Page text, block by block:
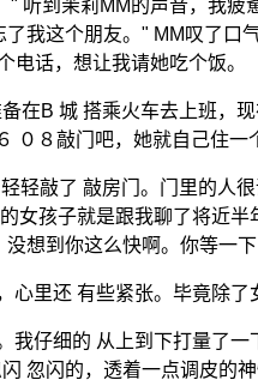
听到茉莉MM的声音，我
我这个朋友。" MM叹了
电话，想让我请她吃个饭。
在B 城 搭乘火车去上班，
０８敲门吧，她就自己住一
轻敲了 敲房门。门里的人
女孩子就是跟我聊了将近
想到你这么快啊。你等一下
里还 有些紧张。毕竟除
仔细的 从上到下打量了
忽闪的，透着一点调皮的